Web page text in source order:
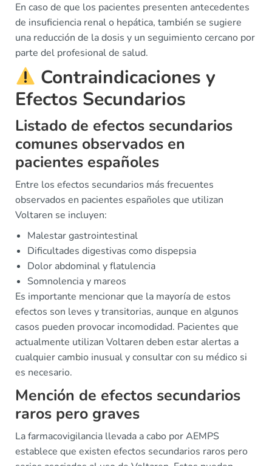
En caso de que los pacientes presenten antecedentes
de insuficiencia renal o hepática, también se sugiere
una reducción de la dosis y un seguimiento cercano por
parte del profesional de salud.
Contraindicaciones y
Efectos Secundarios
Listado de efectos secundarios
comunes observados en
pacientes españoles
Entre los efectos secundarios más frecuentes
observados en pacientes españoles que utilizan
Voltaren se incluyen:
Malestar gastrointestinal
Dificultades digestivas como dispepsia
Dolor abdominal y flatulencia
Somnolencia y mareos
Es importante mencionar que la mayoría de estos
efectos son leves y transitorias, aunque en algunos
casos pueden provocar incomodidad. Pacientes que
actualmente utilizan Voltaren deben estar alertas a
cualquier cambio inusual y consultar con su médico si
es necesario.
Mención de efectos secundarios
raros pero graves
La farmacovigilancia llevada a cabo por AEMPS
establece que existen efectos secundarios raros pero